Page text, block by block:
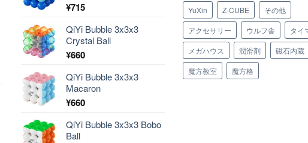
¥715
QiYi Bubble 3x3x3
Crystal Ball
¥660
QiYi Bubble 3x3x3
Macaron
¥660
QiYi Bubble 3x3x3 Bobo
Ball
YuXin
Z-CUBE
その他
アクセサリー
ウルフ舎
タイ
メガハウス
潤滑剤
磁石内蔵
魔方教室
魔方格